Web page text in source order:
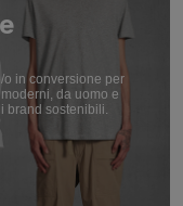
in conversione per
da uomo e
brand sostenibili.